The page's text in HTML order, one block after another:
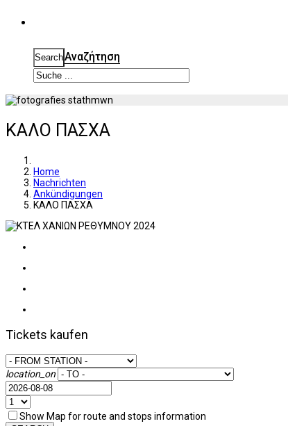
SearchΑναζήτηση
ΚΑΛΟ ΠΑΣΧΑ
Home
Nachrichten
Ankündigungen
ΚΑΛΟ ΠΑΣΧΑ
Tickets kaufen
location_on
Show Map for route and stops information